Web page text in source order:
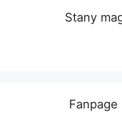
Stany